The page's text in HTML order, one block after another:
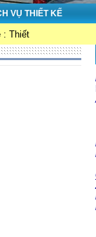
VỤ THIẾT KẾ
đẹp - Thi công